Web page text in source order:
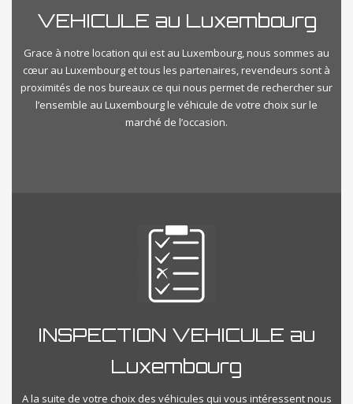
VEHICULE au Luxembourg
Grace à notre location qui est au Luxembourg, nous sommes au
cœur au Luxembourg et tous les partenaires, revendeurs sont à
proximités de nos bureaux ce qui nous permet de rechercher sur
l’ensemble au Luxembourg le véhicule de votre choix sur le
marché de l’occasion.
INSPECTION VEHICULE au
Luxembourg
A la suite de votre choix des véhicules qui vous intéressent nous